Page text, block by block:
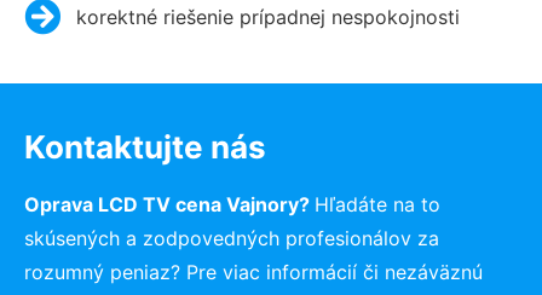
korektné riešenie prípadnej nespokojnosti
Kontaktujte nás
Oprava LCD TV cena Vajnory? Hľadáte na to
skúsených a zodpovedných profesionálov za
rozumný peniaz? Pre viac informácií či nezáväznú